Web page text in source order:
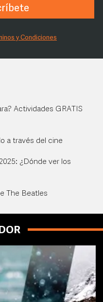
y Condiciones
Actividades GRATIS
a través del cine
¿Dónde ver los
The Beatles